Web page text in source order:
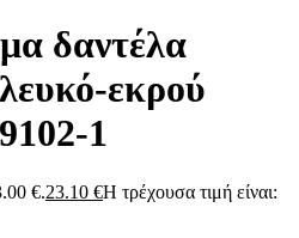
δαντέλα
εκρού
1
€.23.10 €Η τρέχουσα τιμή είναι: